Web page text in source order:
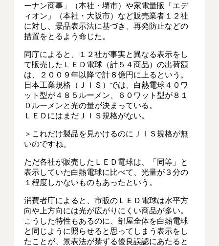
ーナン商事」（本社・堺市）や家電量販「エデ
ィオン」（本社・大阪市）など販売業者１２社
に対し、景品表示法に基づき、再発防止などの
措置をとるよう命じた。
同庁によると、１２社が事実と異なる表示をし
て販売したＬＥＤ電球（計５４商品）の出荷額
は、２００９年以降で計８億円に上るという。
日本工業規格（ＪＩＳ）では、白熱電球４０ワ
ット型が４８５ルーメン、６０ワット型が８１
０ルーメンと光の量が決まっている。
ＬＥＤにはまだＪＩＳ規格がない。
＞これだけ製品を見かけるのにＪＩＳ規格が無
いのですね。
ただ各社が販売したＬＥＤ電球は、「同等」と
表示していた白熱電球に比べて、光量が３分の
１程度しかないものもあったという。
消費者庁によると、市販のＬＥＤ電球は水平方
向や上方向には光が広がりにくい商品が多い。
こうした特性もあるのに、部屋全体を白熱電球
と同じように照らせると思ってしまう表示をし
たことが、景表法が禁ずる優良誤認にあたると